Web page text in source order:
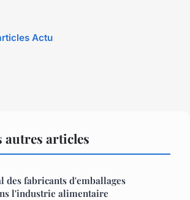
Actu
autres articles
des fabricants d'emballages
l'industrie alimentaire